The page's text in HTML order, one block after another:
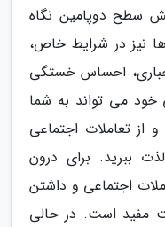
سطح دوپامین نگاه
نیز در شرایط خاص،
احساس خستگی
می تواند به شما
و از تعاملات اجتماعی
ببرید. برای درون
اجتماعی و داشتن
مفید است. در حالی